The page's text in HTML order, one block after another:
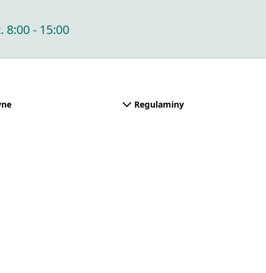
- 15:00
Regulaminy